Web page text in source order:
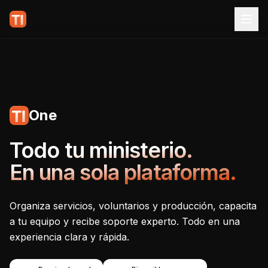
One
Tecnoiglesia One -
Todo tu ministerio.
En una sola plataforma.
Organiza servicios, voluntarios y producción, capacita
a tu equipo y recibe soporte experto. Todo en una
experiencia clara y rápida.